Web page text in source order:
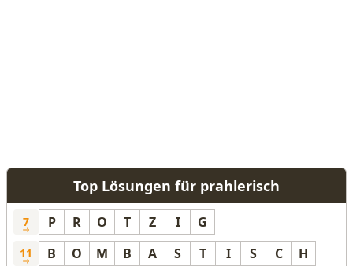
Top Lösungen für prahlerisch
7 P R O T Z I G
11 B O M B A S T I S C H